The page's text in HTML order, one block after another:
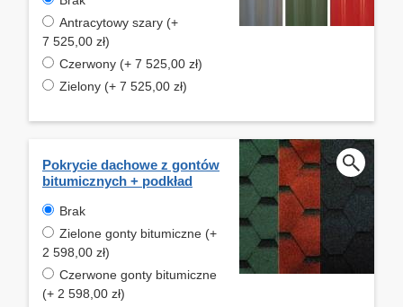
Antracytowy szary (+
7 525,00 zł)
Czerwony (+ 7 525,00 zł)
Zielony (+ 7 525,00 zł)
Pokrycie dachowe z gontów
bitumicznych + podkład
Brak
Zielone gonty bitumiczne (+
2 598,00 zł)
Czerwone gonty bitumiczne
(+ 2 598,00 zł)